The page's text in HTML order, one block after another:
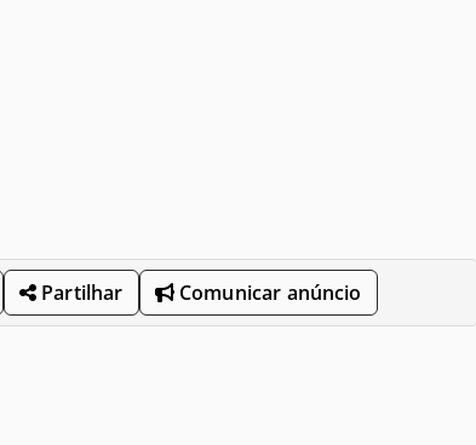
Partilhar Comunicar anúncio